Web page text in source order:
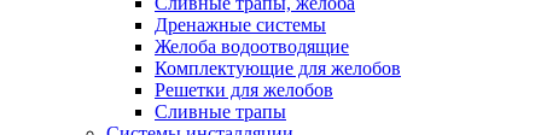
Дренажные системы
Желоба водоотводящие
Комплектующие для желобов
Решетки для желобов
Сливные трапы